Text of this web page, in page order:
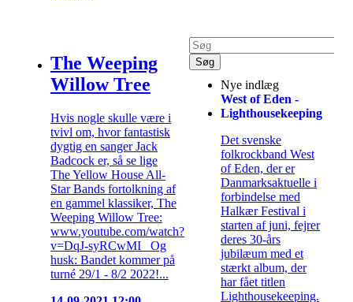
The Weeping
Willow Tree
Hvis nogle skulle være i
tvivl om, hvor fantastisk
dygtig en sanger Jack
Badcock er, så se lige
The Yellow House All-
Star Bands fortolkning af
en gammel klassiker, The
Weeping Willow Tree:
www.youtube.com/watch?
v=DqJ-syRCwMI Og
husk: Bandet kommer på
turné 29/1 - 8/2 2022!...
Nye indlæg
West of Eden -
Lighthousekeeping
Det svenske
folkrockband West
of Eden, der er
Danmarksaktuelle i
forbindelse med
Halkær Festival i
starten af juni, fejrer
deres 30-års
jubilæum med et
stærkt album, der
har fået titlen
Lighthousekeeping.